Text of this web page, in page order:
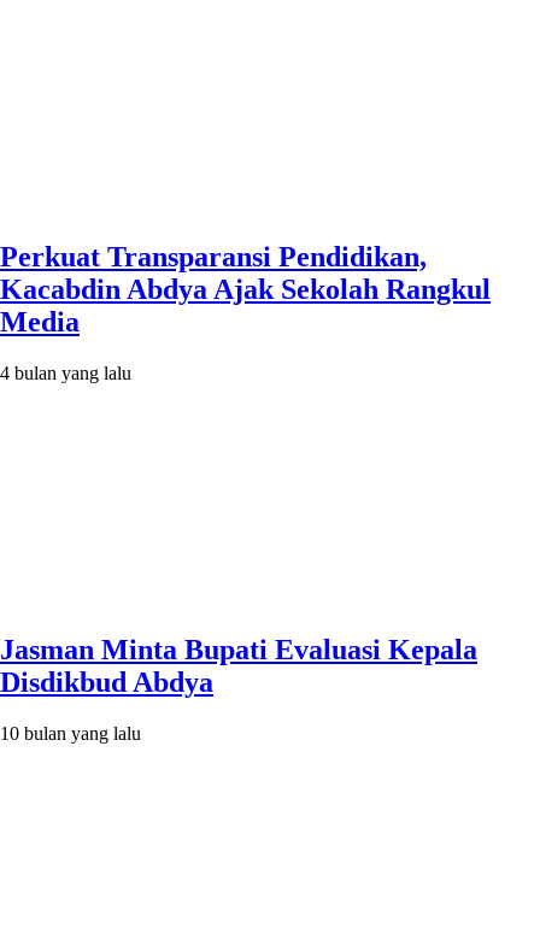
Perkuat Transparansi Pendidikan,
Kacabdin Abdya Ajak Sekolah Rangkul
Media
4 bulan yang lalu
Jasman Minta Bupati Evaluasi Kepala
Disdikbud Abdya
10 bulan yang lalu